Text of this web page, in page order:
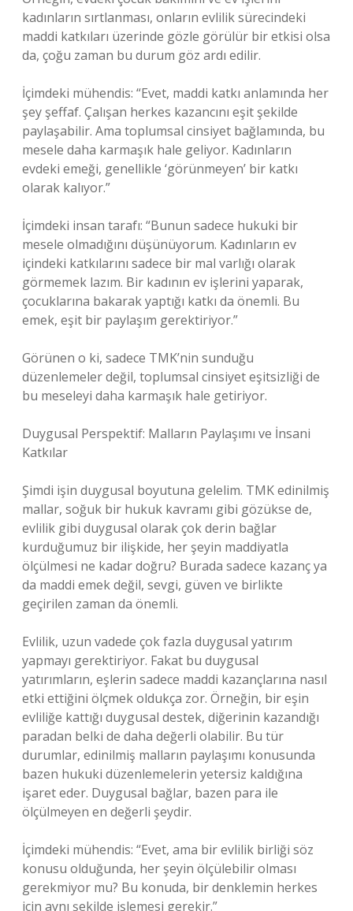
kadınların sırtlanması, onların evlilik sürecindeki
maddi katkıları üzerinde gözle görülür bir etkisi olsa
da, çoğu zaman bu durum göz ardı edilir.
İçimdeki mühendis: “Evet, maddi katkı anlamında her
şey şeffaf. Çalışan herkes kazancını eşit şekilde
paylaşabilir. Ama toplumsal cinsiyet bağlamında, bu
mesele daha karmaşık hale geliyor. Kadınların
evdeki emeği, genellikle ‘görünmeyen’ bir katkı
olarak kalıyor.”
İçimdeki insan tarafı: “Bunun sadece hukuki bir
mesele olmadığını düşünüyorum. Kadınların ev
içindeki katkılarını sadece bir mal varlığı olarak
görmemek lazım. Bir kadının ev işlerini yaparak,
çocuklarına bakarak yaptığı katkı da önemli. Bu
emek, eşit bir paylaşım gerektiriyor.”
Görünen o ki, sadece TMK’nin sunduğu
düzenlemeler değil, toplumsal cinsiyet eşitsizliği de
bu meseleyi daha karmaşık hale getiriyor.
Duygusal Perspektif: Malların Paylaşımı ve İnsani
Katkılar
Şimdi işin duygusal boyutuna gelelim. TMK edinilmiş
mallar, soğuk bir hukuk kavramı gibi gözükse de,
evlilik gibi duygusal olarak çok derin bağlar
kurduğumuz bir ilişkide, her şeyin maddiyatla
ölçülmesi ne kadar doğru? Burada sadece kazanç ya
da maddi emek değil, sevgi, güven ve birlikte
geçirilen zaman da önemli.
Evlilik, uzun vadede çok fazla duygusal yatırım
yapmayı gerektiriyor. Fakat bu duygusal
yatırımların, eşlerin sadece maddi kazançlarına nasıl
etki ettiğini ölçmek oldukça zor. Örneğin, bir eşin
evliliğe kattığı duygusal destek, diğerinin kazandığı
paradan belki de daha değerli olabilir. Bu tür
durumlar, edinilmiş malların paylaşımı konusunda
bazen hukuki düzenlemelerin yetersiz kaldığına
işaret eder. Duygusal bağlar, bazen para ile
ölçülmeyen en değerli şeydir.
İçimdeki mühendis: “Evet, ama bir evlilik birliği söz
konusu olduğunda, her şeyin ölçülebilir olması
gerekmiyor mu? Bu konuda, bir denklemin herkes
için aynı şekilde işlemesi gerekir.”